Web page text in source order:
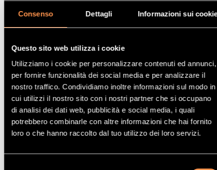
Consenso Dettagli Informazioni sui
Questo sito web utilizza i cookie
Utilizziamo i cookie per personalizzare contenuti ed annunci,
per fornire funzionalità dei social media e per analizzare il
nostro traffico. Condividiamo inoltre informazioni sul modo in
cui utilizzi il nostro sito con i nostri partner che si occupano
di analisi dei dati web, pubblicità e social media, i quali
potrebbero combinarle con altre informazioni che hai fornito
loro o che hanno raccolto dal tuo utilizzo dei loro servizi.
Catalizzatori
FIAT
Catalizzatori
HYUNDAI